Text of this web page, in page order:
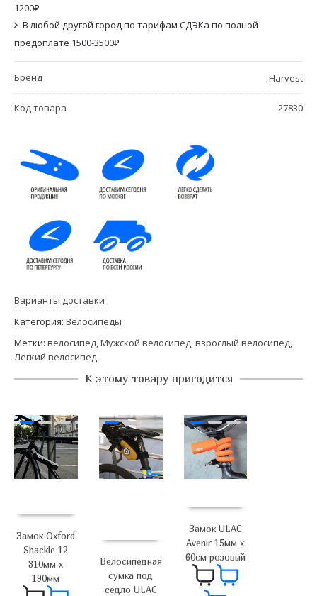
1200₽
В любой другой город по тарифам СДЭКа по полной
предоплате 1500-3500₽
Бренд Harvest
Код товара 27830
Варианты доставки
Категория: Велосипеды
Метки: велосипед,Мужской велосипед,взрослый велосипед,
Легкий велосипед
К этому товару пригодится
Замок Oxford
Shackle 12
310мм х
190мм
Велосипедная
сумка под
седло ULAC
Замок ULAC
Avenir 15мм x
60см розовый